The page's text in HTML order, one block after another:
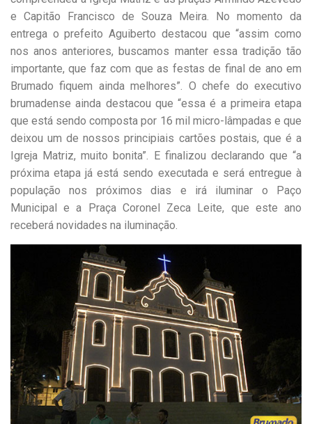
e Capitão Francisco de Souza Meira. No momento da
entrega o prefeito Aguiberto destacou que “assim como
nos anos anteriores, buscamos manter essa tradição tão
importante, que faz com que as festas de final de ano em
Brumado fiquem ainda melhores”. O chefe do executivo
brumadense ainda destacou que “essa é a primeira etapa
que está sendo composta por 16 mil micro-lâmpadas e que
deixou um de nossos principiais cartões postais, que é a
Igreja Matriz, muito bonita”. E finalizou declarando que “a
próxima etapa já está sendo executada e será entregue à
população nos próximos dias e irá iluminar o Paço
Municipal e a Praça Coronel Zeca Leite, que este ano
receberá novidades na iluminação.